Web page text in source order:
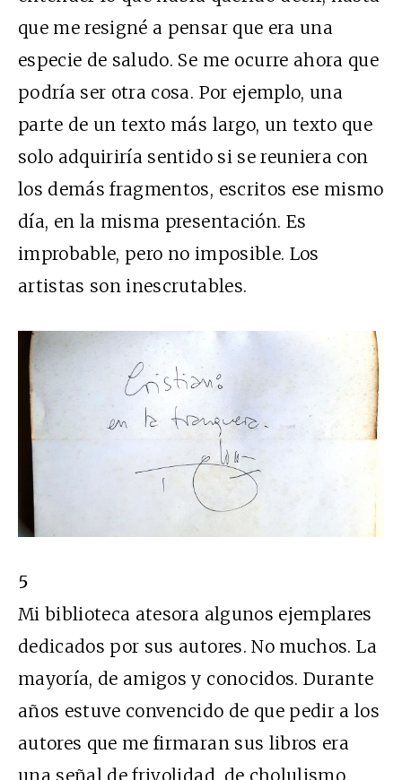
que me resigné a pensar que era una
especie de saludo. Se me ocurre ahora que
podría ser otra cosa. Por ejemplo, una
parte de un texto más largo, un texto que
solo adquiriría sentido si se reuniera con
los demás fragmentos, escritos ese mismo
día, en la misma presentación. Es
improbable, pero no imposible. Los
artistas son inescrutables.
5
Mi biblioteca atesora algunos ejemplares
dedicados por sus autores. No muchos. La
mayoría, de amigos y conocidos. Durante
años estuve convencido de que pedir a los
autores que me firmaran sus libros era
una señal de frivolidad, de cholulismo